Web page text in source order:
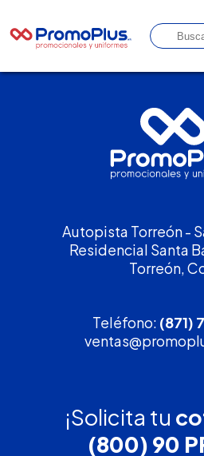
Autopista Torreón -
Residencial Santa
Torreón,
Teléfono: (871)
¡Solicita tu
(800) 90